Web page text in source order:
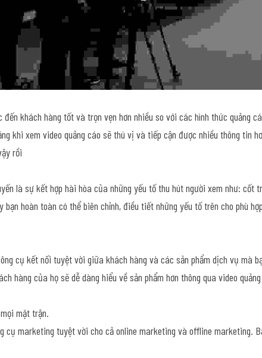
đến khách hàng tốt và trọn vẹn hơn nhiều so với các hình thức quảng
khi xem video quảng cáo sẽ thú vị và tiếp cận được nhiều thông tin
rồi
là sự kết hợp hài hòa của những yếu tố thu hút người xem như: cốt
bạn hoàn toàn có thể biên chỉnh, điều tiết những yếu tố trên cho phù
cụ kết nối tuyệt vời giữa khách hàng và các sản phẩm dịch vụ mà
hàng của họ sẽ dễ dàng hiểu về sản phẩm hơn thông qua video
mặt trận.
cụ marketing tuyệt vời cho cả online marketing và offline marketing.